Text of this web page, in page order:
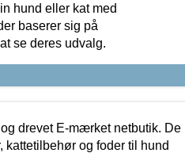
hund eller kat med
baserer sig på
se deres udvalg.
drevet E-mærket netbutik. De
og foder til hund